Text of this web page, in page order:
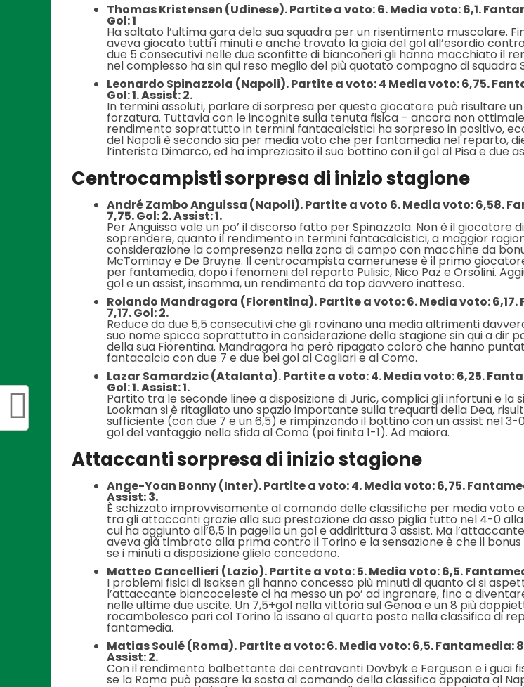
Thomas Kristensen (Udinese). Partite a voto: 6. Media voto: 6,1.
Gol: 1
Ha saltato l’ultima gara dela sua squadra per un risentimento muscolare.
aveva giocato tutti i minuti e anche trovato la gioia del gol all’esordio
due 5 consecutivi nelle due sconfitte di bianconeri gli hanno macchiato il
nel complesso ha sin qui reso meglio del più quotato compagno di squadra
Leonardo Spinazzola (Napoli). Partite a voto: 4 Media voto: 6,75.
Gol: 1. Assist: 2.
In termini assoluti, parlare di sorpresa per questo giocatore può risultare un
forzatura. Tuttavia con le incognite sulla tenuta fisica – ancora non ottimale
rendimento soprattutto in termini fantacalcistici ha sorpreso in positivo,
del Napoli è secondo sia per media voto che per fantamedia nel reparto,
l’interista Dimarco, ed ha impreziosito il suo bottino con il gol al Pisa e due
Centrocampisti sorpresa di inizio stagione
André Zambo Anguissa (Napoli). Partite a voto 6. Media voto: 6,58.
7,75. Gol: 2. Assist: 1.
Per Anguissa vale un po’ il discorso fatto per Spinazzola. Non è il giocatore
soprendere, quanto il rendimento in termini fantacalcistici, a maggior
considerazione la compresenza nella zona di campo con macchine da
McTominay e De Bruyne. Il centrocampista camerunese è il primo
per fantamedia, dopo i fenomeni del reparto Pulisic, Nico Paz e Orsolini.
gol e un assist, insomma, un rendimento da top davvero inatteso.
Rolando Mandragora (Fiorentina). Partite a voto: 6. Media voto:
7,17. Gol: 2.
Reduce da due 5,5 consecutivi che gli rovinano una media altrimenti
suo nome spicca soprattutto in considerazione della stagione sin qui a dir
della sua Fiorentina. Mandragora ha però ripagato coloro che hanno
fantacalcio con due 7 e due bei gol al Cagliari e al Como.
Lazar Samardzic (Atalanta). Partite a voto: 4. Media voto: 6,25.
Gol: 1. Assist: 1.
Partito tra le seconde linee a disposizione di Juric, complici gli infortuni e la
Lookman si è ritagliato uno spazio importante sulla trequarti della Dea,
sufficiente (con due 7 e un 6,5) e rimpinzando il bottino con un assist nel 3-
gol del vantaggio nella sfida al Como (poi finita 1-1). Ad maiora.
Attaccanti sorpresa di inizio stagione
Ange-Yoan Bonny (Inter). Partite a voto: 4. Media voto: 6,75.
Assist: 3.
È schizzato improvvisamente al comando delle classifiche per media voto
tra gli attaccanti grazie alla sua prestazione da asso piglia tutto nel 4-0
cui ha aggiunto all’8,5 in pagella un gol e addirittura 3 assist. Ma
aveva già timbrato alla prima contro il Torino e la sensazione è che il
se i minuti a disposizione glielo concedono.
Matteo Cancellieri (Lazio). Partite a voto: 5. Media voto: 6,5.
I problemi fisici di Isaksen gli hanno concesso più minuti di quanto ci si
l’attaccante biancoceleste ci ha messo un po’ ad ingranare, fino a
nelle ultime due uscite. Un 7,5+gol nella vittoria sul Genoa e un 8 più
rocambolesco pari col Torino lo issano al quarto posto nella classifica di
fantamedia.
Matias Soulé (Roma). Partite a voto: 6. Media voto: 6,5. Fantamedia:
Assist: 2.
Con il rendimento balbettante dei centravanti Dovbyk e Ferguson e i guai
se la Roma può passare la sosta al comando della classifica appaiata al